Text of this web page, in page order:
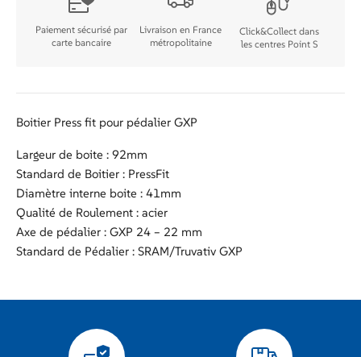
Paiement sécurisé par
carte bancaire
Livraison en France
métropolitaine
Click&Collect dans
les centres Point S
Boitier Press fit pour pédalier GXP
Largeur de boite : 92mm
Standard de Boitier : PressFit
Diamètre interne boite : 41mm
Qualité de Roulement : acier
Axe de pédalier : GXP 24 – 22 mm
Standard de Pédalier : SRAM/Truvativ GXP